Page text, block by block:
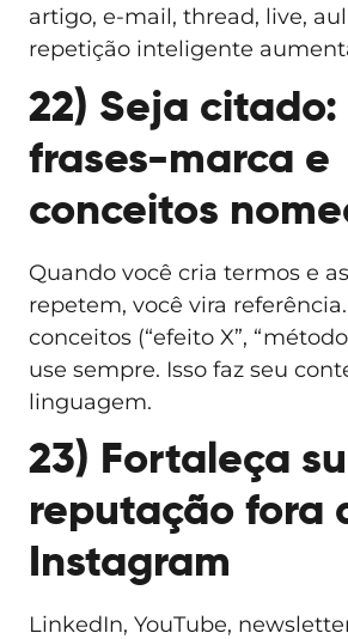
artigo, e-mail, thread, live,
repetição inteligente
22) Seja citado:
frases-marca e
conceitos
Quando você cria termos e
repetem, você vira
conceitos (“efeito X”, “método
use sempre. Isso faz seu
linguagem.
23) Fortaleça
reputação fora
Instagram
LinkedIn, YouTube,